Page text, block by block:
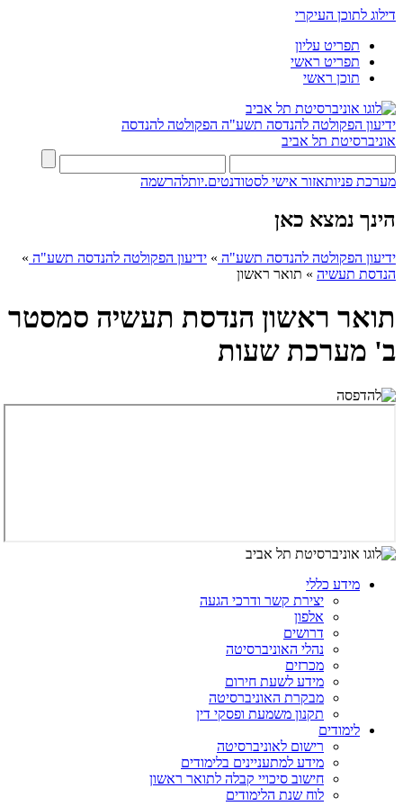
דילוג לתוכן העיקרי
תפריט עליון
תפריט ראשי
תוכן ראשי
ידיעון הפקולטה להנדסה תשע"ה הפקולטה להנדסה
אוניברסיטת תל אביב
מערכת פניותאזור אישי לסטודנטים.יותלהרשמה
הינך נמצא כאן
ידיעון הפקולטה להנדסה תשע"ה » ידיעון הפקולטה להנדסה תשע"ה »
הנדסת תעשיה » תואר ראשון
תואר ראשון הנדסת תעשיה סמסטר
ב' מערכת שעות
מידע כללי
יצירת קשר ודרכי הגעה
אלפון
דרושים
נהלי האוניברסיטה
מכרזים
מידע לשעת חירום
מבקרת האוניברסיטה
תקנון משמעת ופסקי דין
לימודים
רישום לאוניברסיטה
מידע למתעניינים בלימודים
חישוב סיכויי קבלה לתואר ראשון
לוח שנת הלימודים